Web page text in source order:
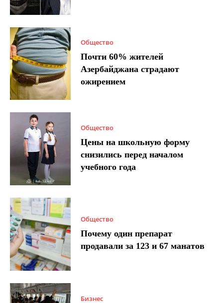
Общество
Почти 60% жителей
Азербайджана страдают
ожирением
Общество
Цены на школьную форму
снизились перед началом
учебного года
Общество
Почему один препарат
продавали за 123 и 67 манатов
Бизнес